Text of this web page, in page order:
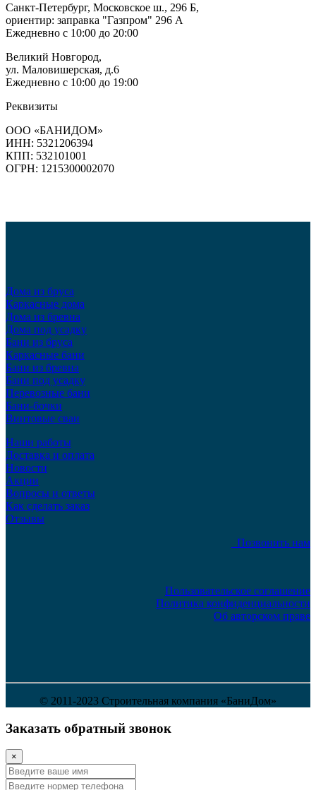
Санкт-Петербург, Московское ш., 296 Б,
ориентир: заправка "Газпром" 296 А
Ежедневно с 10:00 до 20:00
Великий Новгород,
ул. Маловишерская, д.6
Ежедневно с 10:00 до 19:00
Реквизиты
ООО «БАНИДОМ»
ИНН: 5321206394
КПП: 532101001
ОГРН: 1215300002070
Дома из бруса
Каркасные дома
Дома из бревна
Дома под усадку
Бани из бруса
Каркасные бани
Бани из бревна
Бани под усадку
Перевозные бани
Бани-бочки
Винтовые сваи
Наши работы
Доставка и оплата
Новости
Акции
Вопросы и ответы
Как сделать заказ
Отзывы
Позвонить нам
Пользовательское соглашение
Политика конфиденциальности
Об авторском праве
© 2011-2023 Строительная компания «БаниДом»
Заказать обратный звонок
×